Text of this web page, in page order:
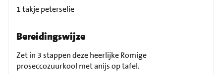
1 takje peterselie
Bereidingswijze
Zet in 3 stappen deze heerlijke Romige
proseccozuurkool met anijs op tafel.